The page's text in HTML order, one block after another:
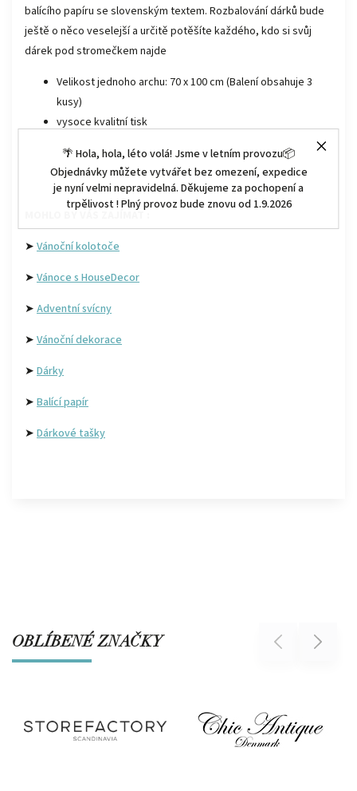
🌴 Hola, hola, léto volá! Jsme v letním provozu📦
Objednávky můžete vytvářet bez omezení, expedice
je nyní velmi nepravidelná. Děkujeme za pochopení a
trpělivost ! Plný provoz bude znovu od 1.9.2026
balícího papíru se slovenským textem. Rozbalování dárků bude
ještě o něco veselejší a určitě potěšíte každého, kdo si svůj
dárek pod stromečkem najde
Velikost jednoho archu: 70 x 100 cm (Balení obsahuje 3
kusy)
vysoce kvalitní tisk
MOHLO BY VÁS ZAJÍMAT :
➤ Vánoční kolotoče
➤ Vánoce s HouseDecor
➤ Adventní svícny
➤ Vánoční dekorace
➤ Dárky
➤ Balící papír
➤ Dárkové tašky
OBLÍBENÉ ZNAČKY Previous Next